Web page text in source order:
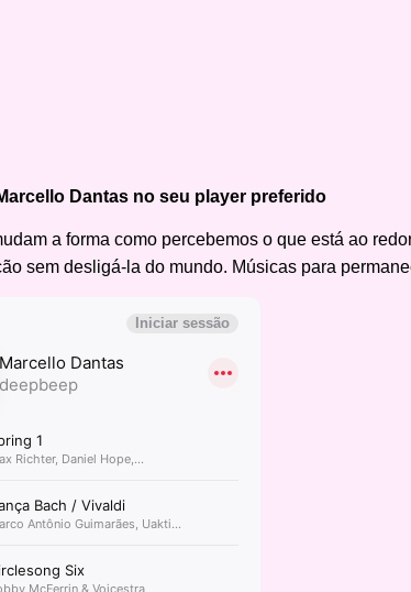
Dantas no seu player preferido
a forma como percebemos o que está ao
sem desligá-la do mundo. Músicas para